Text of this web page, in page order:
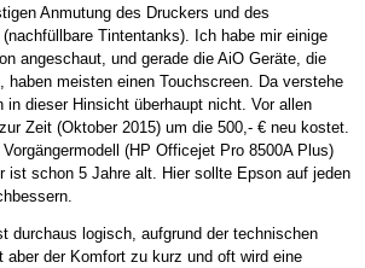
Anmutung des Druckers und des
Tintentanks). Ich habe mir einige
angeschaut, und gerade die AiO Geräte, die
haben meisten einen Touchscreen. Da verstehe
dieser Hinsicht überhaupt nicht. Vor allen
Zeit (Oktober 2015) um die 500,- € neu kostet.
(HP Officejet Pro 8500A Plus)
ist schon 5 Jahre alt. Hier sollte Epson auf jeden
durchaus logisch, aufgrund der technischen
aber der Komfort zu kurz und oft wird eine